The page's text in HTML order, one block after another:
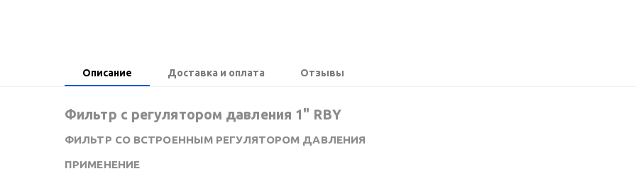
Описание Доставка и оплата Отзывы
Фильтр с регулятором давления 1" RBY
ФИЛЬТР СО ВСТРОЕННЫМ РЕГУЛЯТОРОМ ДАВЛЕНИЯ
ПРИМЕНЕНИЕ